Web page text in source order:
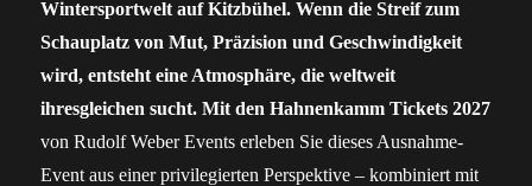
Wintersportwelt auf Kitzbühel. Wenn die Streif zum
Schauplatz von Mut, Präzision und Geschwindigkeit
wird, entsteht eine Atmosphäre, die weltweit
ihresgleichen sucht. Mit denHahnenkamm Tickets 2027
von Rudolf Weber Events erleben Sie dieses Ausnahme-
Event aus einer privilegierten Perspektive – kombiniert mit